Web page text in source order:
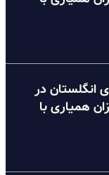
انگلستان در
همیاری با